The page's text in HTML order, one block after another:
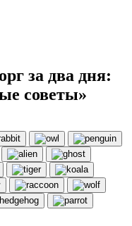
за два дня:
советы»